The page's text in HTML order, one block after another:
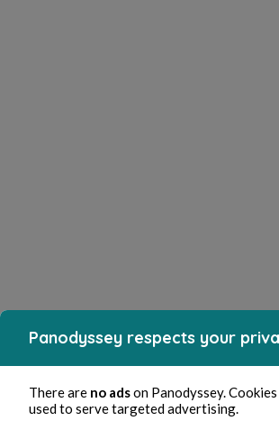
Panodyssey respects your
There are no adson Panodyssey.
used to serve targeted advertising.